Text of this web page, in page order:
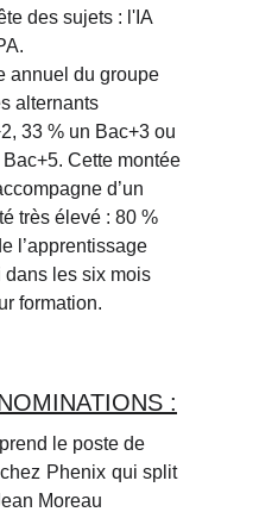
des sujets : l'IA
annuel du groupe
alternants
33 % un Bac+3 ou
Cette montée
d’un
très élevé : 80 %
l’apprentissage
dans les six mois
formation.
:
prend le poste de
Phenix qui split
Moreau